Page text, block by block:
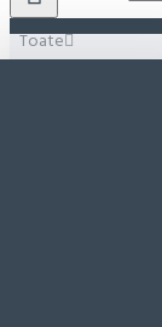
Toate
ETI